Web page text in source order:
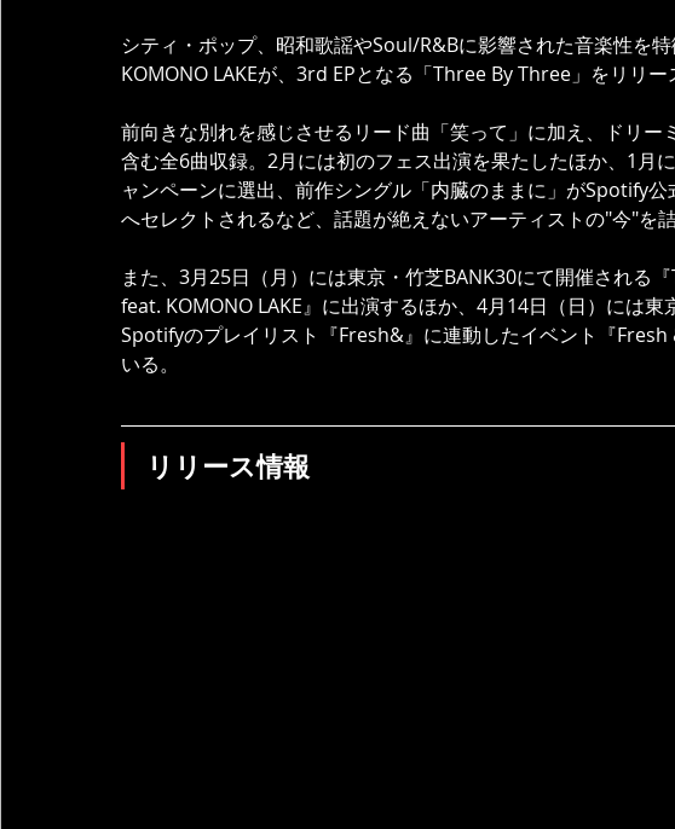
シティ・ポップ、昭和歌謡やSoul/R&Bに影響された音楽性を
KOMONO LAKEが、3rd EPとなる「Three By Three」をリリー
前向きな別れを感じさせるリード曲「笑って」に加え、ドリ
含む全6曲収録。2月には初のフェス出演を果たしたほか、1月
ャンペーンに選出、前作シングル「内臓のままに」がSpotify公
へセレクトされるなど、話題が絶えないアーティストの"今"を
また、3月25日（月）には東京・竹芝BANK30にて開催される
feat. KOMONO LAKE』に出演するほか、4月14日（日）には
Spotifyのプレイリスト『Fresh&』に連動したイベント『
いる。
リリース情報